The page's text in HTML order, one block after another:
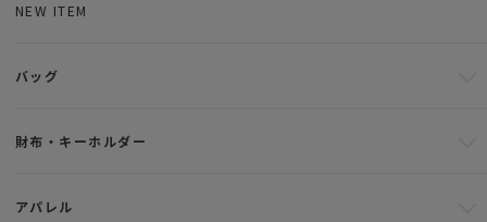
NEW ITEM
バッグ
財布・キーホルダー
アパレル